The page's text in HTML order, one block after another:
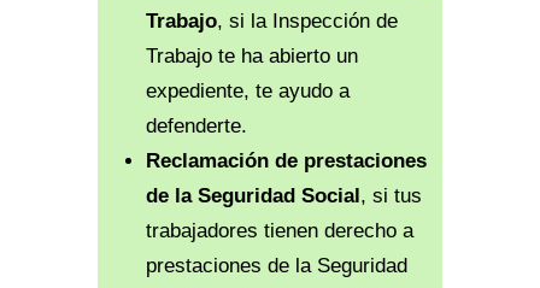
Trabajo, si la Inspección de
Trabajo te ha abierto un
expediente, te ayudo a
defenderte.
Reclamación de prestaciones
de la Seguridad Social, si tus
trabajadores tienen derecho a
prestaciones de la Seguridad